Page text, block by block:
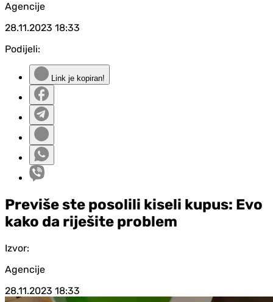
Agencije
28.11.2023 18:33
Podijeli:
Link je kopiran!
Previše ste posolili kiseli kupus: Evo
kako da riješite problem
Izvor:
Agencije
28.11.2023 18:33